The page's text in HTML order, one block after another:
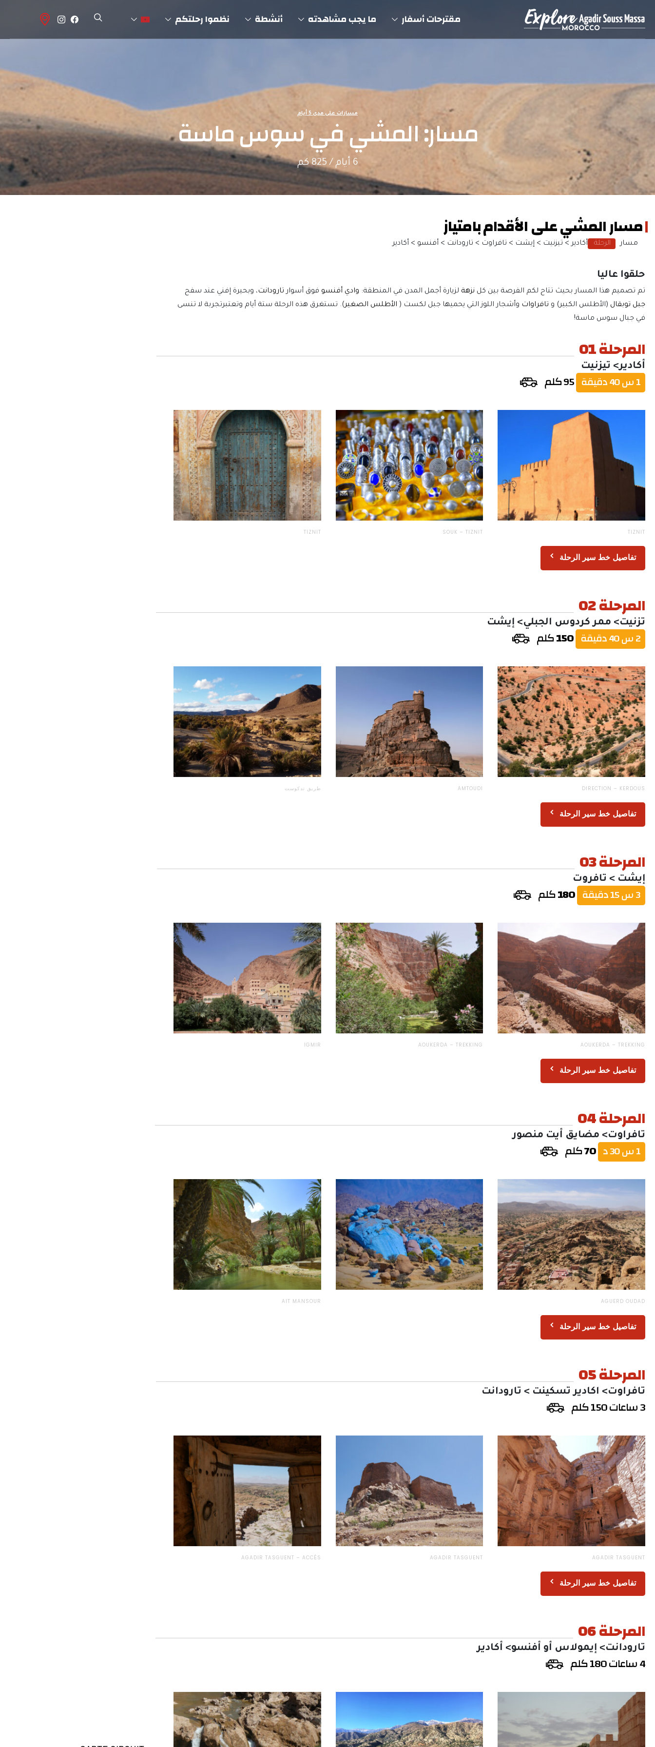
مقترحات أسفار ما يجب مشاهدته أنشطة نظموا رحلتكم
مسارات على مدى 5 أيام
مسار: المشي في سوس ماسة
6 أيام / ‭825‬ كم
مسار المشي على الأقدام بامتياز
مسار الرحلة أكادير > تيزنيت > إيشت > تافراوت > تارودانت > أفنسو > أكادير
حلقوا عاليا
تم تصميم هذا المسار بحيث تتاح لكم الفرصة بين كل نزهة لزيارة أجمل المدن في المنطقة: وادي أفنسو فوق أسوار تارودانت، وبحيرة إفني عند سفح
جبل توبقال (الأطلس الكبير) و تافراوات وأشجار اللوز التي يحميها جبل لكست ( الأطلس الصغير). تستغرق هذه الرحلة ستة أيام وتعتبرتجربة لا تنسى
في جبال سوس ماسة!
المرحلة 01
أكادير> تيزنيت
1 س 40 دقيقة
TIZNIT
SOUK – TIZNIT
TIZNIT
تفاصيل خط سير الرحلة
المرحلة 02
تزنيت> ممر كردوس الجبلي> إيشت
2 س 40 دقيقة 150كلم
DIRECTION – KERDOUS
AMTOUDI طريق تدكوست
تفاصيل خط سير الرحلة
المرحلة 03
إيشت > تافروت
3 س 15 دقيقة 180كلم
AOUKERDA – TREKKING
AOUKERDA – TREKKING
IGMIR
تفاصيل خط سير الرحلة
المرحلة 04
تافراوت> مضايق أيت منصور
1 س 30 د 70كلم
AGUERD OUDAD
AIT MANSOUR
تفاصيل خط سير الرحلة
المرحلة 05
تافراوت> اكادير تسكينت > تارودانت
3 ساعات 150 كلم
AGADIR TASGUENT
AGADIR TASGUENT
AGADIR TASGUENT – ACCÉS
تفاصيل خط سير الرحلة
المرحلة 06
تارودانت> إيمولاس أو أفنسو> أكادير
4 ساعات 180 كلم